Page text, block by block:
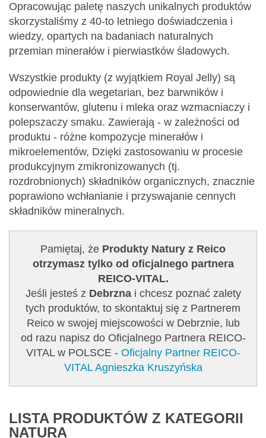
Opracowując paletę naszych unikalnych produktów
skorzystaliśmy z 40-to letniego doświadczenia i
wiedzy, opartych na badaniach naturalnych
przemian minerałów i pierwiastków śladowych.
Wszystkie produkty (z wyjątkiem Royal Jelly) są
odpowiednie dla wegetarian, bez barwników i
konserwantów, glutenu i mleka oraz wzmacniaczy i
polepszaczy smaku. Zawierają - w zależności od
produktu - różne kompozycje minerałów i
mikroelementów, Dzięki zastosowaniu w procesie
produkcyjnym zmikronizowanych (tj.
rozdrobnionych) składników organicznych, znacznie
poprawiono wchłanianie i przyswajanie cennych
składników mineralnych.
Pamiętaj, że Produkty Natury z Reico
otrzymasz tylko od oficjalnego partnera
REICO-VITAL.
Jeśli jesteś z Debrznai chcesz poznać zalety
tych produktów, to skontaktuj się z Partnerem
Reico w swojej miejscowości w Debrznie, lub
od razu napisz do Oficjalnego Partnera REICO-
VITAL w POLSCE - Oficjalny Partner REICO-
VITAL Agnieszka Kruszyńska
LISTA PRODUKTÓW Z KATEGORII
NATURA